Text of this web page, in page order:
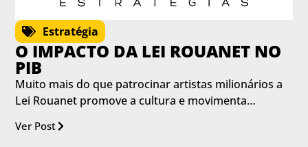
Estratégia
O IMPACTO DA LEI ROUANET NO
PIB
Muito mais do que patrocinar artistas milionários a
Lei Rouanet promove a cultura e movimenta…
Ver Post